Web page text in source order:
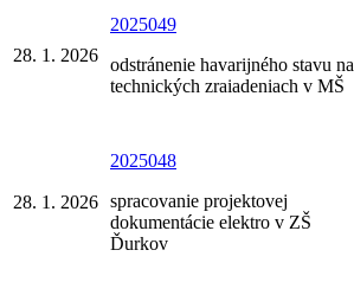
28. 1. 2026
2025049
odstránenie havarijného stavu na
technických zraiadeniach v MŠ
28. 1. 2026
2025048
spracovanie projektovej
dokumentácie elektro v ZŠ
Ďurkov